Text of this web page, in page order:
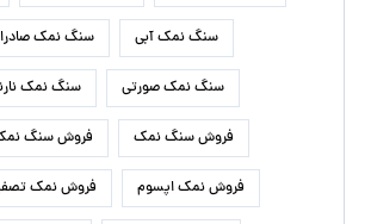
سنگ نمک آبی سنگ نمک
سنگ نمک صورتی سنگ نمک
فروش سنگ نمک فروش سنگ
فروش نمک اپسوم فروش نمک